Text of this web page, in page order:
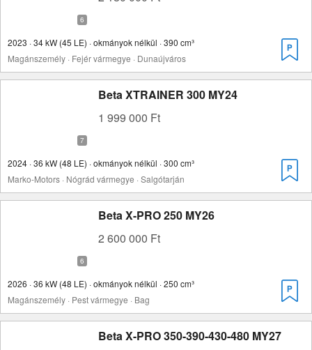
2023 · 34 kW (45 LE) · okmányok nélkül · 390 cm³
Magánszemély · Fejér vármegye · Dunaújváros
Beta XTRAINER 300 MY24
1 999 000 Ft
2024 · 36 kW (48 LE) · okmányok nélkül · 300 cm³
Marko-Motors · Nógrád vármegye · Salgótarján
Beta X-PRO 250 MY26
2 600 000 Ft
2026 · 36 kW (48 LE) · okmányok nélkül · 250 cm³
Magánszemély · Pest vármegye · Bag
Beta X-PRO 350-390-430-480 MY27